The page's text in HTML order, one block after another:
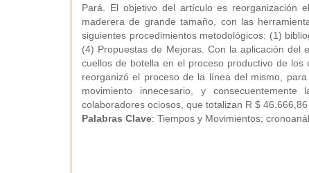
Pará. El objetivo del artículo es reorganización
maderera de grande tamaño, con las
siguientes procedimientos metodológicos: (1)
(4) Propuestas de Mejoras. Con la aplicación del
cuellos de botella en el proceso productivo de
reorganizó el proceso de la línea del mismo,
movimiento innecesario, y
colaboradores ociosos, que totalizan R $
Palabras Clave: Tiempos y Movimientos;